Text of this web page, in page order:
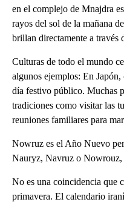
en el complejo de Mnajdra
rayos del sol de la mañana
brillan directamente a través
Culturas de todo el mundo
algunos ejemplos: En
día festivo público. Muchas
tradiciones como visitar las
reuniones familiares para
Nowruz es el Año Nuevo
Nauryz, Navruz o Nowrouz,
No es una coincidencia que
primavera. El calendario